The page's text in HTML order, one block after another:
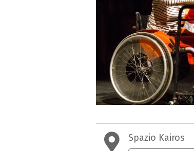
Spazio Kairos